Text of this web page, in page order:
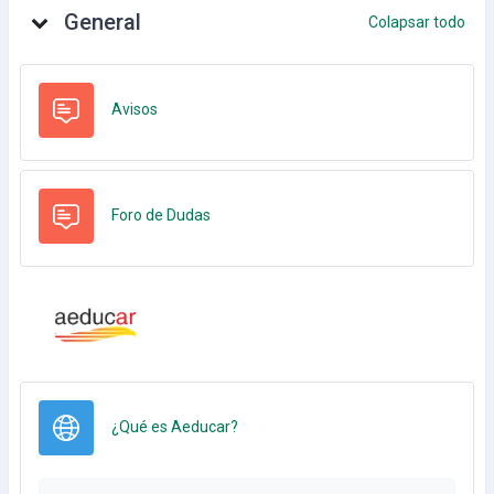
General Colapsar todo
Avisos
Foro de Dudas
¿Qué es Aeducar?